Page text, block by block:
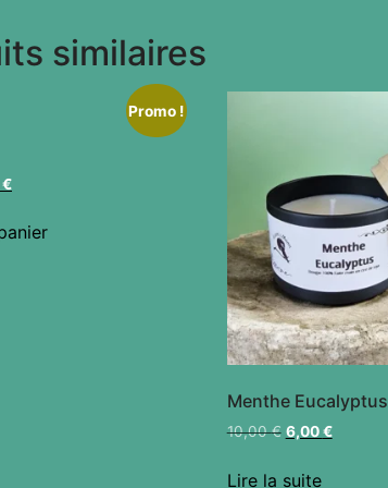
similaires
Promo !
€
Menthe Eucalyptus
10,00€ 6,00€
Lire la suite